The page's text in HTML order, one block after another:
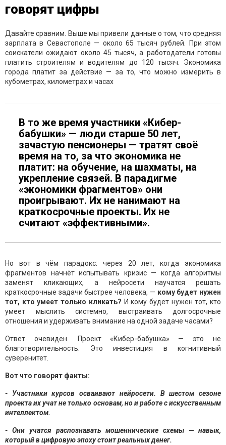
говорят цифры
Давайте сравним. Выше мы привели данные о том, что средняя
зарплата в Севастополе — около 65 тысяч рублей. При этом
соискатели ожидают около 45 тысяч, а работодатели готовы
платить строителям и водителям до 120 тысяч. Экономика
города платит за действие — за то, что можно измерить в
кубометрах, километрах и часах
В то же время участники «Кибер-
бабушки» — люди старше 50 лет,
зачастую пенсионеры — тратят своё
время на то, за что экономика не
платит: на обучение, на шахматы, на
укрепление связей. В парадигме
«экономики фрагментов» они
проигрывают. Их не нанимают на
краткосрочные проекты. Их не
считают «эффективными».
Но вот в чём парадокс: через 20 лет, когда экономика
фрагментов начнёт испытывать кризис — когда алгоритмы
заменят кликающих, а нейросети научатся решать
краткосрочные задачи быстрее человека, — кому будет нужен
тот, кто умеет только кликать? И кому будет нужен тот, кто
умеет мыслить системно, выстраивать долгосрочные
отношения и удерживать внимание на одной задаче часами?
Ответ очевиден. Проект «Кибер-бабушка» — это не
благотворительность. Это инвестиция в когнитивный
суверенитет.
Вот что говорят факты:
- Участники курсов осваивают нейросети. В шестом сезоне
проекта их учат не только основам, но и работе с искусственным
интеллектом.
- Они учатся распознавать мошеннические схемы — навык,
который в цифровую эпоху стоит реальных денег.